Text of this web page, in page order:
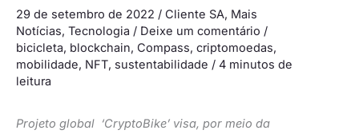
29 de setembro de 2022 / Cliente SA, Mais
Notícias, Tecnologia / Deixe um comentário /
bicicleta, blockchain, Compass, criptomoedas,
mobilidade, NFT, sustentabilidade / 4 minutos de
leitura
Projeto global ‘CryptoBike’ visa, por meio da